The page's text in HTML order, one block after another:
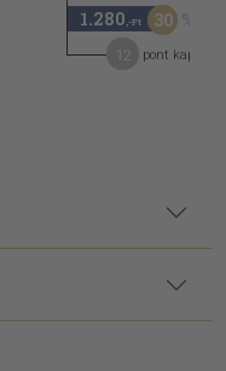
1.280 ,-Ft 30
pont kapható